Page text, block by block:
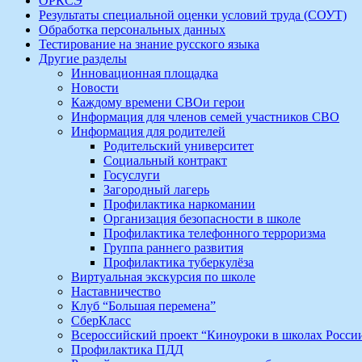
Результаты специальной оценки условий труда (СОУТ)
Обработка персональных данных
Тестирование на знание русского языка
Другие разделы
Инновационная площадка
Новости
Каждому времени СВОи герои
Информация для членов семей участников СВО
Информация для родителей
Родительский университет
Социальный контракт
Госуслуги
Загородный лагерь
Профилактика наркомании
Организация безопасности в школе
Профилактика телефонного терроризма
Группа раннего развития
Профилактика туберкулёза
Виртуальная экскурсия по школе
Наставничество
Клуб “Большая перемена”
СберКласс
Всероссийский проект “Киноуроки в школах
Профилактика ПДД